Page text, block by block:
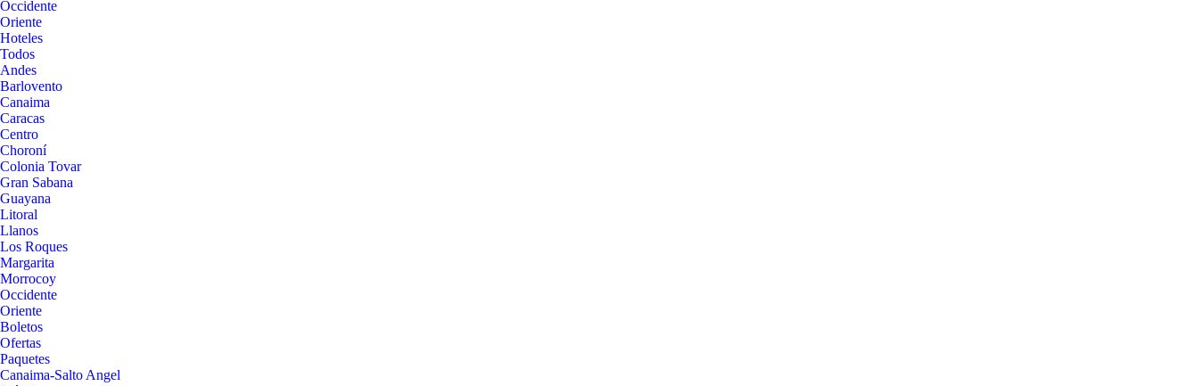
Occidente
Oriente
Hoteles
Todos
Andes
Barlovento
Canaima
Caracas
Centro
Choroní
Colonia Tovar
Gran Sabana
Guayana
Litoral
Llanos
Los Roques
Margarita
Morrocoy
Occidente
Oriente
Boletos
Ofertas
Paquetes
Canaima-Salto Angel